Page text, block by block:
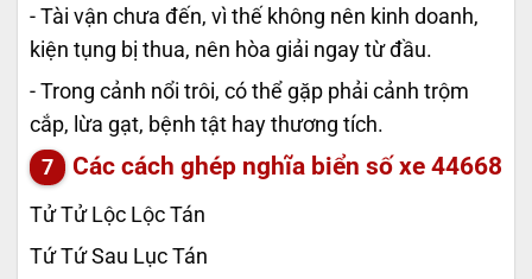
- Tài vận chưa đến, vì thế không nên kinh doanh,
kiện tụng bị thua, nên hòa giải ngay từ đầu.
- Trong cảnh nổi trôi, có thể gặp phải cảnh trộm
cắp, lừa gạt, bệnh tật hay thương tích.
Các cách ghép nghĩa biển số xe 44668
Tử Tử Lộc Lộc Tán
Tứ Tứ Sau Lục Tán